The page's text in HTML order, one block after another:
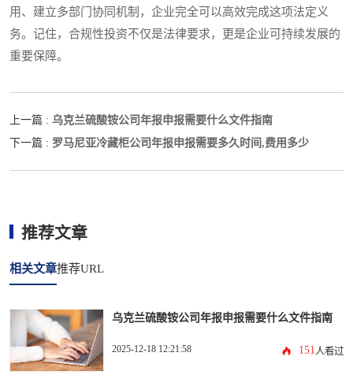
用、建立多部门协同机制，企业完全可以高效完成这项法定义
务。记住，合规性投资不仅是法律要求，更是企业可持续发展的
重要保障。
上一篇 : 乌克兰硫酸铵公司年报申报需要什么文件指南
下一篇 : 罗马尼亚冷藏柜公司年报申报需要多久时间,费用多少
推荐文章
相关文章推荐URL
乌克兰硫酸铵公司年报申报需要什么文件指南
2025-12-18 12:21:58 151人看过